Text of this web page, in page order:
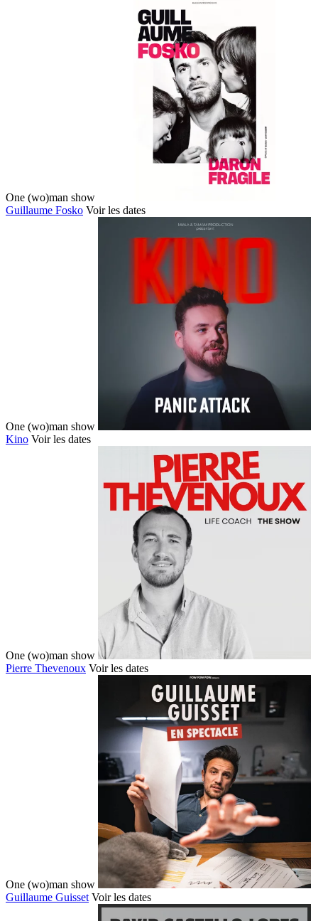
One (wo)man show
Guillaume Fosko Voir les dates
One (wo)man show
Kino Voir les dates
One (wo)man show
Pierre Thevenoux Voir les dates
One (wo)man show
Guillaume Guisset Voir les dates